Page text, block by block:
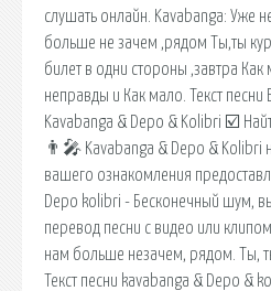
слушать онлайн. Kavabanga: Уже
больше не зачем ,рядом Ты,ты
билет в одни стороны ,завтра
неправды и Как мало. Текст
Kavabanga & Depo & Kolibri ☑️
👨‍🎤 Kavabanga & Depo & Kolibri
вашего ознакомления
Depo kolibri - Бесконечный шум,
перевод песни с видео или
нам больше незачем, рядом. Ты,
Текст песни kavabanga & Depo &